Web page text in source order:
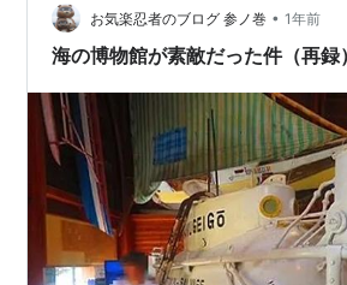
は海に潜る時に襦袢や手ぬぐいにドー
き、魔除けとしているそうです。 鳥羽
お気楽忍者のブログ 参ノ巻 • 1年前
海の博物館が素敵だった件（再録）